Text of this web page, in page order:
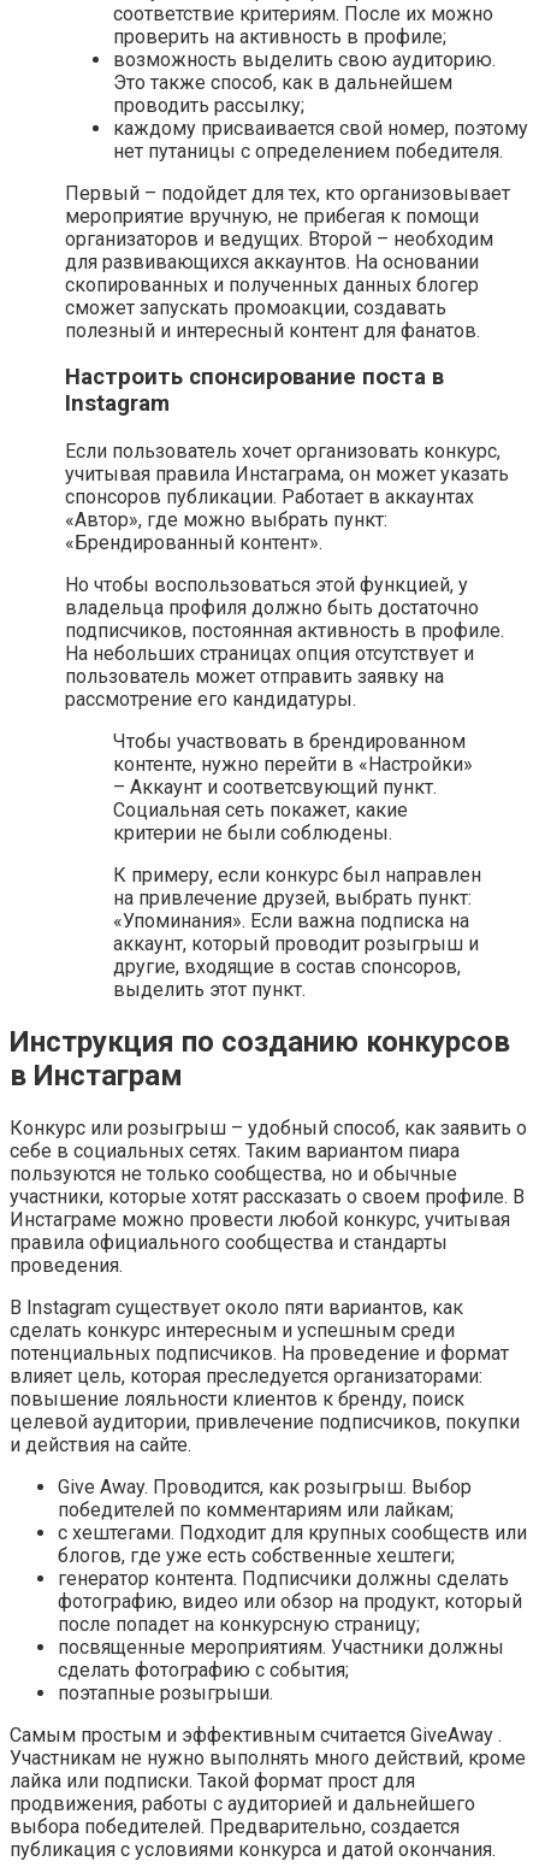
соответствие критериям. После их можно
проверить на активность в профиле;
возможность выделить свою аудиторию.
Это также способ, как в дальнейшем
проводить рассылку;
каждому присваивается свой номер, поэтому
нет путаницы с определением победителя.
Первый – подойдет для тех, кто организовывает
мероприятие вручную, не прибегая к помощи
организаторов и ведущих. Второй – необходим
для развивающихся аккаунтов. На основании
скопированных и полученных данных блогер
сможет запускать промоакции, создавать
полезный и интересный контент для фанатов.
Настроить спонсирование поста в
Instagram
Если пользователь хочет организовать конкурс,
учитывая правила Инстаграма, он может указать
спонсоров публикации. Работает в аккаунтах
«Автор», где можно выбрать пункт:
«Брендированный контент».
Но чтобы воспользоваться этой функцией, у
владельца профиля должно быть достаточно
подписчиков, постоянная активность в профиле.
На небольших страницах опция отсутствует и
пользователь может отправить заявку на
рассмотрение его кандидатуры.
Чтобы участвовать в брендированном
контенте, нужно перейти в «Настройки»
– Аккаунт и соответсвующий пункт.
Социальная сеть покажет, какие
критерии не были соблюдены.
К примеру, если конкурс был направлен
на привлечение друзей, выбрать пункт:
«Упоминания». Если важна подписка на
аккаунт, который проводит розыгрыш и
другие, входящие в состав спонсоров,
выделить этот пункт.
Инструкция по созданию конкурсов
в Инстаграм
Конкурс или розыгрыш – удобный способ, как заявить о
себе в социальных сетях. Таким вариантом пиара
пользуются не только сообщества, но и обычные
участники, которые хотят рассказать о своем профиле. В
Инстаграме можно провести любой конкурс, учитывая
правила официального сообщества и стандарты
проведения.
В Instagram существует около пяти вариантов, как
сделать конкурс интересным и успешным среди
потенциальных подписчиков. На проведение и формат
влияет цель, которая преследуется организаторами:
повышение лояльности клиентов к бренду, поиск
целевой аудитории, привлечение подписчиков, покупки
и действия на сайте.
Give Away. Проводится, как розыгрыш. Выбор
победителей по комментариям или лайкам;
с хештегами. Подходит для крупных сообществ или
блогов, где уже есть собственные хештеги;
генератор контента. Подписчики должны сделать
фотографию, видео или обзор на продукт, который
после попадет на конкурсную страницу;
посвященные мероприятиям. Участники должны
сделать фотографию с события;
поэтапные розыгрыши.
Самым простым и эффективным считается GiveAway .
Участникам не нужно выполнять много действий, кроме
лайка или подписки. Такой формат прост для
продвижения, работы с аудиторией и дальнейшего
выбора победителей. Предварительно, создается
публикация с условиями конкурса и датой окончания.